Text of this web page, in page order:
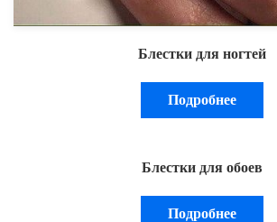
Блестки для ногтей
Подробнее
Блестки для обоев
Подробнее